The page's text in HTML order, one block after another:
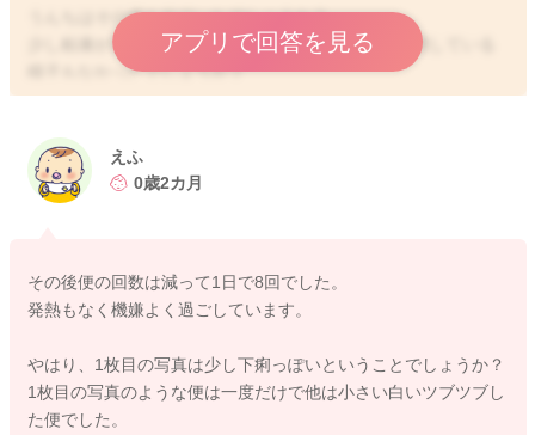
2024/1/14 10:05
うんちはその後も出ていたでしょうか？
少し粘液が混じっているようですが、特別ゆるさが増している
様子もなかったでしょうか？
だいていいのかなと思いました。
上記のような下痢の状況が1週間近く続くようでしたら、機嫌が
良くても受診をされてみていいと思いますよ。
アプリで回答を見る
2024/1/15 10:17
えふ
0歳2カ月
その後便の回数は減って1日で8回でした。
発熱もなく機嫌よく過ごしています。
やはり、1枚目の写真は少し下痢っぽいということでしょうか？
1枚目の写真のような便は一度だけで他は小さい白いツブツブし
た便でした。